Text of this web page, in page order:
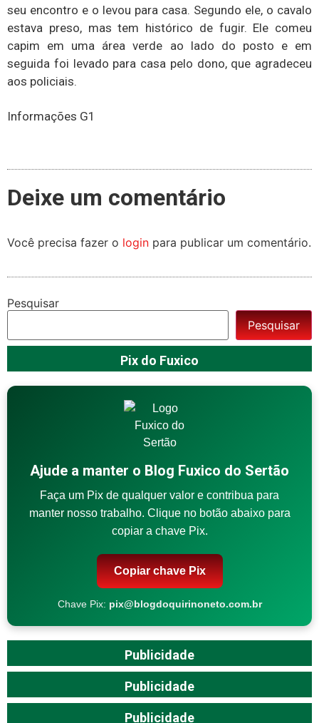
seu encontro e o levou para casa. Segundo ele, o cavalo
estava preso, mas tem histórico de fugir. Ele comeu
capim em uma área verde ao lado do posto e em
seguida foi levado para casa pelo dono, que agradeceu
aos policiais.
Informações G1
Deixe um comentário
Você precisa fazer o login para publicar um comentário.
Pesquisar
Pesquisar
Pix do Fuxico
Ajude a manter o Blog Fuxico do Sertão
Faça um Pix de qualquer valor e contribua para
manter nosso trabalho. Clique no botão abaixo para
copiar a chave Pix.
Copiar chave Pix
Chave Pix: pix@blogdoquirinoneto.com.br
Publicidade
Publicidade
Publicidade